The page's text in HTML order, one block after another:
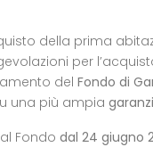
della prima
per
del Fondo di
una più ampia
Fondo dal 24 giugno